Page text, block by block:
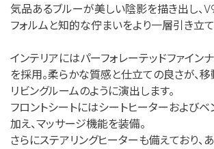
気品あるブルーが美しい陰影を描き出し、
フォルムと知的な佇まいをより一層引き立て
インテリアにはパーフォレーテッドファイン
を採用。柔らかな質感と仕立ての良さが、
リビングルームのように演出します。
フロントシートにはシートヒーターおよびベ
加え、マッサージ機能を装備。
さらにステアリングヒーターも備えており、